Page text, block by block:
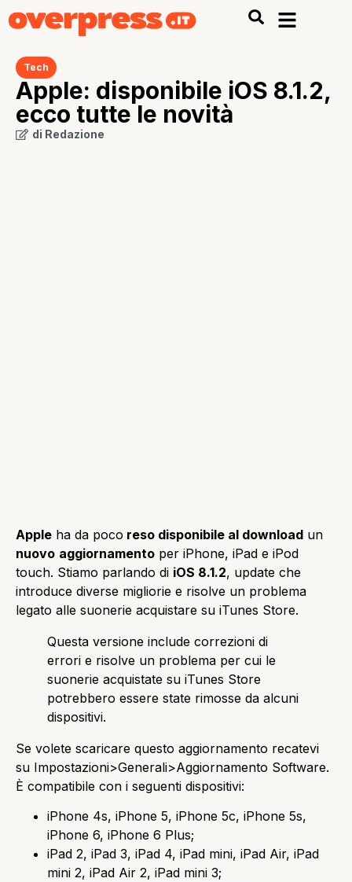
Tech
Apple: disponibile iOS 8.1.2,
ecco tutte le novità
di Redazione
Apple ha da poco reso disponibile al download un
nuovo aggiornamento per iPhone, iPad e iPod
touch. Stiamo parlando di iOS 8.1.2, update che
introduce diverse migliorie e risolve un problema
legato alle suonerie acquistare su iTunes Store.
Questa versione include correzioni di
errori e risolve un problema per cui le
suonerie acquistate su iTunes Store
potrebbero essere state rimosse da alcuni
dispositivi.
Se volete scaricare questo aggiornamento recatevi
su Impostazioni>Generali>Aggiornamento Software.
È compatibile con i seguenti dispositivi:
iPhone 4s, iPhone 5, iPhone 5c, iPhone 5s,
iPhone 6, iPhone 6 Plus;
iPad 2, iPad 3, iPad 4, iPad mini, iPad Air, iPad
mini 2, iPad Air 2, iPad mini 3;